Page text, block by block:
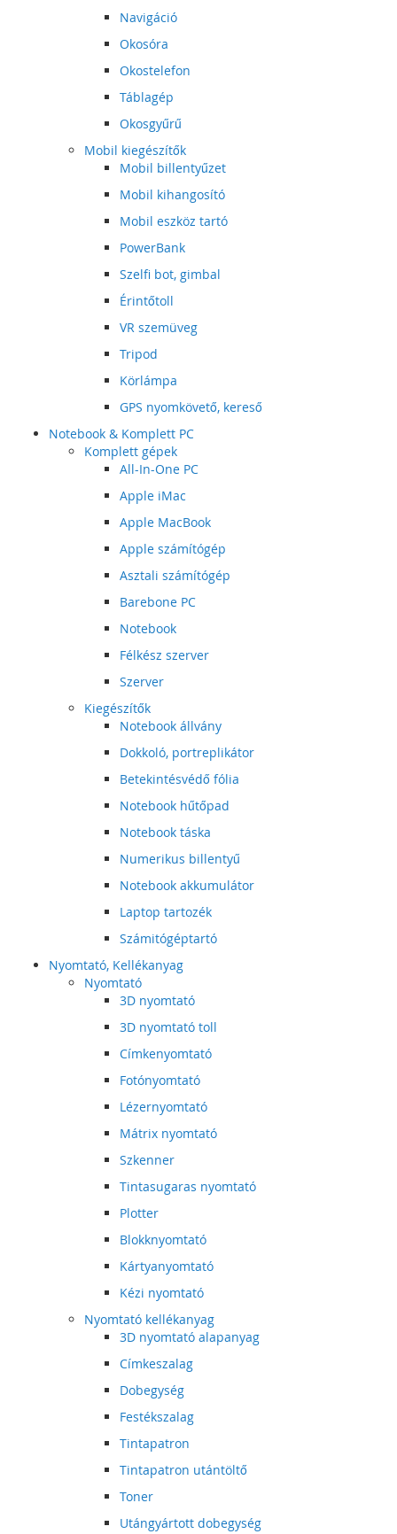
Navigáció
Okosóra
Okostelefon
Táblagép
Okosgyűrű
Mobil kiegészítők
Mobil billentyűzet
Mobil kihangosító
Mobil eszköz tartó
PowerBank
Szelfi bot, gimbal
Érintőtoll
VR szemüveg
Tripod
Körlámpa
GPS nyomkövető, kereső
Notebook & Komplett PC
Komplett gépek
All-In-One PC
Apple iMac
Apple MacBook
Apple számítógép
Asztali számítógép
Barebone PC
Notebook
Félkész szerver
Szerver
Kiegészítők
Notebook állvány
Dokkoló, portreplikátor
Betekintésvédő fólia
Notebook hűtőpad
Notebook táska
Numerikus billentyű
Notebook akkumulátor
Laptop tartozék
Számitógéptartó
Nyomtató, Kellékanyag
Nyomtató
3D nyomtató
3D nyomtató toll
Címkenyomtató
Fotónyomtató
Lézernyomtató
Mátrix nyomtató
Szkenner
Tintasugaras nyomtató
Plotter
Blokknyomtató
Kártyanyomtató
Kézi nyomtató
Nyomtató kellékanyag
3D nyomtató alapanyag
Címkeszalag
Dobegység
Festékszalag
Tintapatron
Tintapatron utántöltő
Toner
Utángyártott dobegység